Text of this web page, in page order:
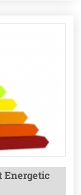
Energetic